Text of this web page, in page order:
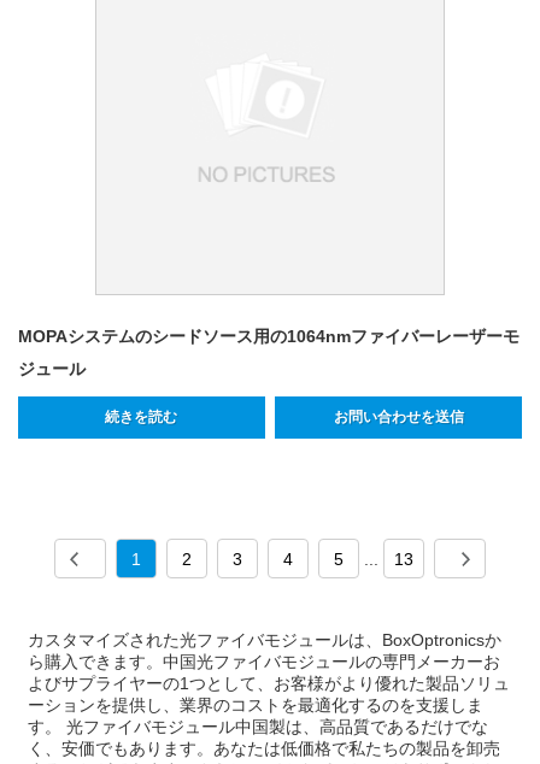
MOPAシステムのシードソース用の1064nmファイバーレーザーモ
ジュール
続きを読む お問い合わせを送信
1 2 3 4 5 13
カスタマイズされた光ファイバモジュールは、BoxOptronicsか
ら購入できます。中国光ファイバモジュールの専門メーカーお
よびサプライヤーの1つとして、お客様がより優れた製品ソリュ
ーションを提供し、業界のコストを最適化するのを支援しま
す。 光ファイバモジュール中国製は、高品質であるだけでな
く、安価でもあります。あなたは低価格で私たちの製品を卸売